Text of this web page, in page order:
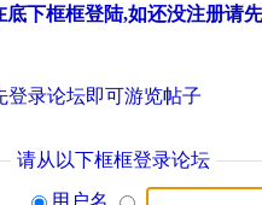
下框框登陆,如还没注册请
登录论坛即可游览帖子
请从以下框框登录论坛
用户名